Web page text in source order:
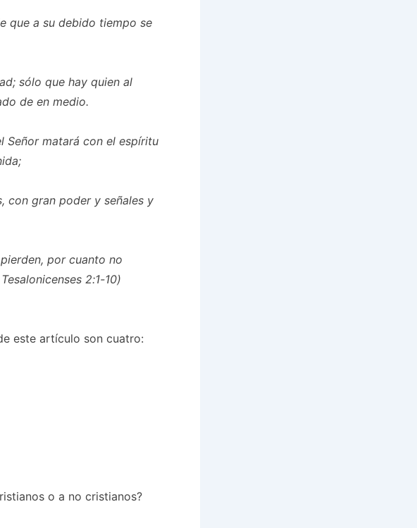
que a su debido tiempo se
sólo que hay quien al
de en medio.
Señor matará con el espíritu
con gran poder y señales y
por cuanto no
2:1-10)
este artículo son cuatro:
o a no cristianos?